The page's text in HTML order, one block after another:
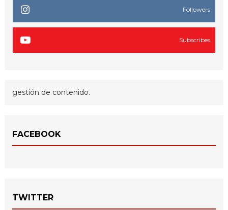
Followers
Subscribes
gestión de contenido.
FACEBOOK
TWITTER